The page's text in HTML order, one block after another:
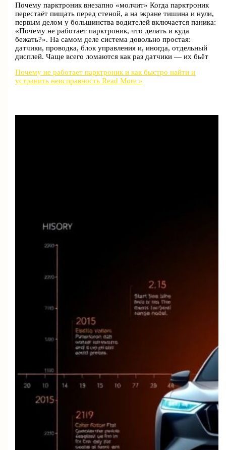
Почему парктроник внезапно «молчит» Когда парктроник
перестаёт пищать перед стеной, а на экране тишина и нули,
первым делом у большинства водителей включается паника:
«Почему не работает парктроник, что делать и куда
бежать?». На самом деле система довольно простая:
датчики, проводка, блок управления и, иногда, отдельный
дисплей. Чаще всего ломаются как раз датчики — их бьёт
Почему не работает парктроник и как быстро найти и
устранить неисправность Read More »